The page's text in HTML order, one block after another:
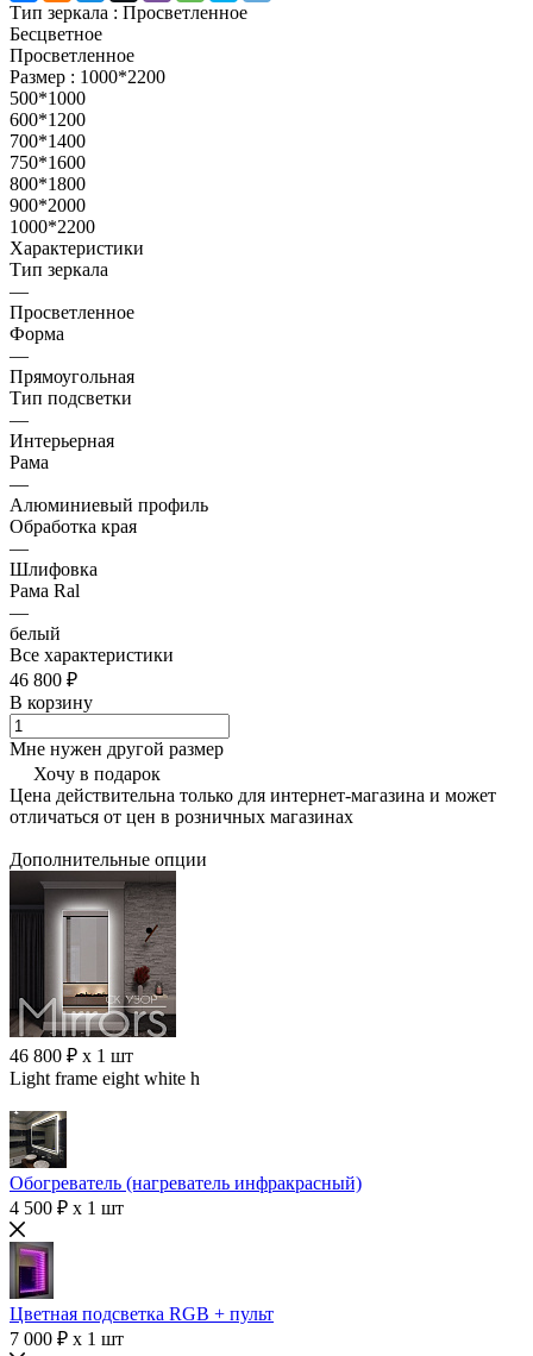
Тип зеркала : Просветленное
Бесцветное
Просветленное
Размер : 1000*2200
500*1000
600*1200
700*1400
750*1600
800*1800
900*2000
1000*2200
Характеристики
Тип зеркала
—
Просветленное
Форма
—
Прямоугольная
Тип подсветки
—
Интерьерная
Рама
—
Алюминиевый профиль
Обработка края
—
Шлифовка
Рама Ral
—
белый
Все характеристики
46 800 ₽
В корзину
Мне нужен другой размер
Хочу в подарок
Цена действительна только для интернет-магазина и может
отличаться от цен в розничных магазинах
Дополнительные опции
46 800 ₽ x 1 шт
Light frame eight white h
Обогреватель (нагреватель инфракрасный)
4 500 ₽ x 1 шт
Цветная подсветка RGB + пульт
7 000 ₽ x 1 шт